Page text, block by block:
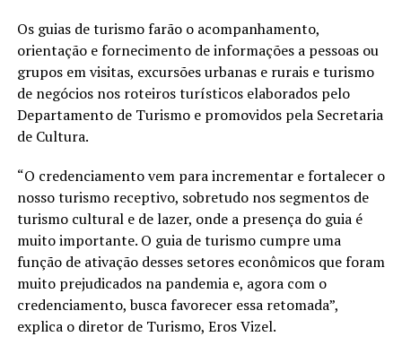
Os guias de turismo farão o acompanhamento,
orientação e fornecimento de informações a pessoas ou
grupos em visitas, excursões urbanas e rurais e turismo
de negócios nos roteiros turísticos elaborados pelo
Departamento de Turismo e promovidos pela Secretaria
de Cultura.
“O credenciamento vem para incrementar e fortalecer o
nosso turismo receptivo, sobretudo nos segmentos de
turismo cultural e de lazer, onde a presença do guia é
muito importante. O guia de turismo cumpre uma
função de ativação desses setores econômicos que foram
muito prejudicados na pandemia e, agora com o
credenciamento, busca favorecer essa retomada”,
explica o diretor de Turismo, Eros Vizel.